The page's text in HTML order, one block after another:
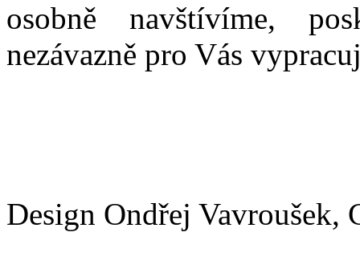
osobně navštívíme,
nezávazně pro Vás
Design Ondřej